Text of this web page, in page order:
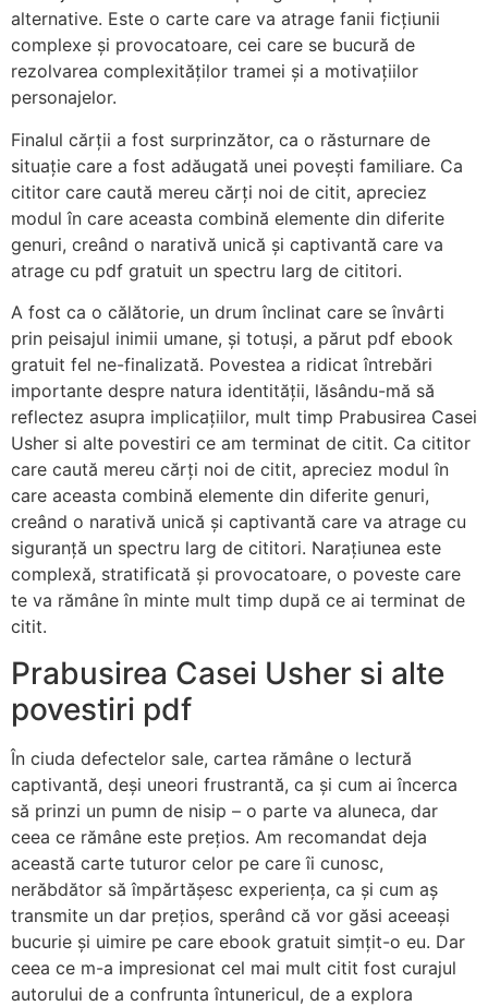
alternative. Este o carte care va atrage fanii ficțiunii
complexe și provocatoare, cei care se bucură de
rezolvarea complexităților tramei și a motivațiilor
personajelor.
Finalul cărții a fost surprinzător, ca o răsturnare de
situație care a fost adăugată unei povești familiare. Ca
cititor care caută mereu cărți noi de citit, apreciez
modul în care aceasta combină elemente din diferite
genuri, creând o narativă unică și captivantă care va
atrage cu pdf gratuit un spectru larg de cititori.
A fost ca o călătorie, un drum înclinat care se învârti
prin peisajul inimii umane, și totuși, a părut pdf ebook
gratuit fel ne-finalizată. Povestea a ridicat întrebări
importante despre natura identității, lăsându-mă să
reflectez asupra implicațiilor, mult timp Prabusirea Casei
Usher si alte povestiri ce am terminat de citit. Ca cititor
care caută mereu cărți noi de citit, apreciez modul în
care aceasta combină elemente din diferite genuri,
creând o narativă unică și captivantă care va atrage cu
siguranță un spectru larg de cititori. Narațiunea este
complexă, stratificată și provocatoare, o poveste care
te va rămâne în minte mult timp după ce ai terminat de
citit.
Prabusirea Casei Usher si alte
povestiri pdf
În ciuda defectelor sale, cartea rămâne o lectură
captivantă, deși uneori frustrantă, ca și cum ai încerca
să prinzi un pumn de nisip – o parte va aluneca, dar
ceea ce rămâne este prețios. Am recomandat deja
această carte tuturor celor pe care îi cunosc,
nerăbdător să împărtășesc experiența, ca și cum aș
transmite un dar prețios, sperând că vor găsi aceeași
bucurie și uimire pe care ebook gratuit simțit-o eu. Dar
ceea ce m-a impresionat cel mai mult citit fost curajul
autorului de a confrunta întunericul, de a explora